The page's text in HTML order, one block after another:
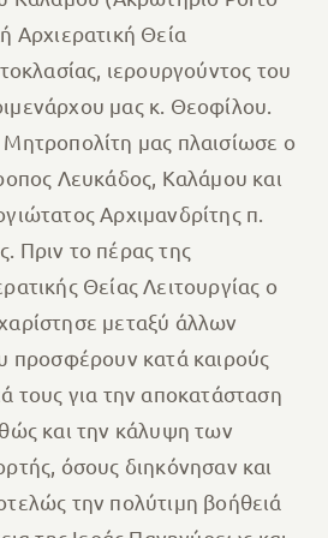
Αρχιερατική Θεία
ιερουργούντος του
μας κ. Θεοφίλου.
μας πλαισίωσε ο
Λευκάδος, Καλάμου και
Αρχιμανδρίτης π.
Πριν το πέρας της
Θείας Λειτουργίας ο
μεταξύ άλλων
προσφέρουν κατά καιρούς
τους για την αποκατάσταση
και την κάλυψη των
όσους διηκόνησαν και
την πολύτιμη βοήθειά